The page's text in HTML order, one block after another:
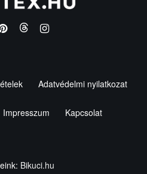
Adatvédelmi nyilatkozat
Impresszum Kapcsolat
Bikuci.hu